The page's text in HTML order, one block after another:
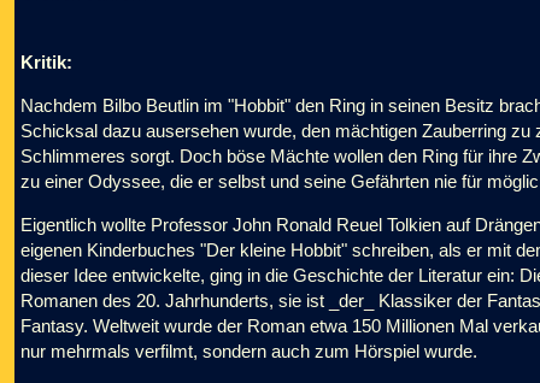
Kritik:
Nachdem Bilbo Beutlin im "Hobbit" den Ring in seinen Besitz
Schicksal dazu ausersehen wurde, den mächtigen Zauberring
Schlimmeres sorgt. Doch böse Mächte wollen den Ring für ihre
zu einer Odyssee, die er selbst und seine Gefährten nie für
Eigentlich wollte Professor John Ronald Reuel Tolkien auf
eigenen Kinderbuches "Der kleine Hobbit" schreiben, als er mit
dieser Idee entwickelte, ging in die Geschichte der Literatur ein:
Romanen des 20. Jahrhunderts, sie ist _der_ Klassiker der
Fantasy. Weltweit wurde der Roman etwa 150 Millionen Mal
nur mehrmals verfilmt, sondern auch zum Hörspiel wurde.